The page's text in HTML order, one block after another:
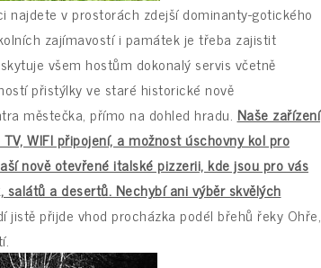
najdete v prostorách zdejší dominanty-gotického
zajímavostí i památek je třeba zajistit
všem hostům dokonalý servis včetně
přistýlky ve staré historické nově
městečka, přímo na dohled hradu. Naše zařízení
WIFI připojení, a možnost úschovny kol pro
nově otevřené italské pizzerii, kde jsou pro vás
a desertů. Nechybí ani výběr skvělých
přijde vhod procházka podél břehů řeky Ohře,